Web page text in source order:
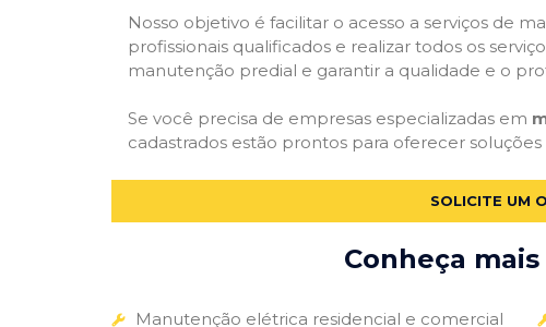
Nosso objetivo é facilitar o acesso a serviços de
profissionais qualificados e realizar todos os
manutenção predial e garantir a qualidade e o
Se você precisa de empresas especializadas em
cadastrados estão prontos para oferecer
SOLICITE UM
Conheça
Manutenção elétrica residencial e comercial